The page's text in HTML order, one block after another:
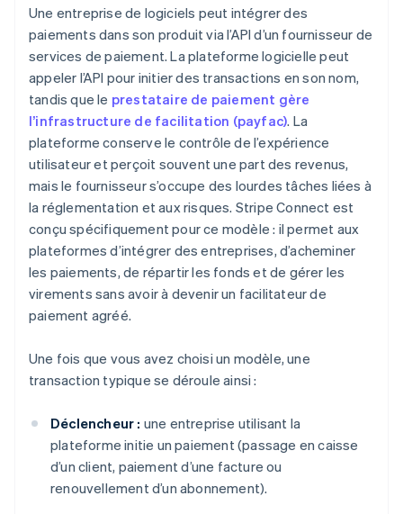
Une entreprise de logiciels peut intégrer des
paiements dans son produit via l’API d’un fournisseur de
services de paiement. La plateforme logicielle peut
appeler l’API pour initier des transactions en son nom,
tandis que le prestataire de paiement gère
l’infrastructure de facilitation (payfac). La
plateforme conserve le contrôle de l’expérience
utilisateur et perçoit souvent une part des revenus,
mais le fournisseur s’occupe des lourdes tâches liées à
la réglementation et aux risques. Stripe Connect est
conçu spécifiquement pour ce modèle : il permet aux
plateformes d’intégrer des entreprises, d’acheminer
les paiements, de répartir les fonds et de gérer les
virements sans avoir à devenir un facilitateur de
paiement agréé.
Une fois que vous avez choisi un modèle, une
transaction typique se déroule ainsi :
Déclencheur : une entreprise utilisant la
plateforme initie un paiement (passage en caisse
d’un client, paiement d’une facture ou
renouvellement d’un abonnement).